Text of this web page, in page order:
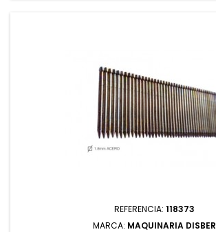
REFERENCIA: 118373
MARCA: MAQUINARIA DISBER